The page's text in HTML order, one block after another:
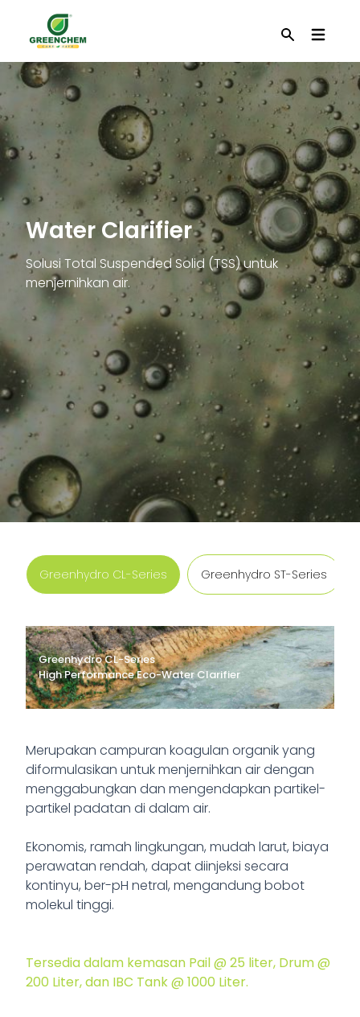
Cari
Water Clarifier
Solusi Total Suspended Solid (TSS) untuk
menjernihkan air.
Greenhydro CL-Series Greenhydro ST-Series
Greenhydro CL-Series
High Performance Eco-Water Clarifier
Merupakan campuran koagulan organik yang
diformulasikan untuk menjernihkan air dengan
menggabungkan dan mengendapkan partikel-
partikel padatan di dalam air.
Ekonomis, ramah lingkungan, mudah larut, biaya
perawatan rendah, dapat diinjeksi secara
kontinyu, ber-pH netral, mengandung bobot
molekul tinggi.
Tersedia dalam kemasan Pail @ 25 liter, Drum @
200 Liter, dan IBC Tank @ 1000 Liter.